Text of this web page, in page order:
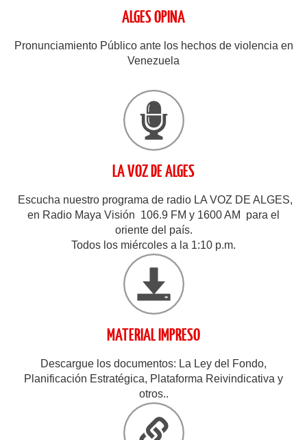
ALGES OPINA
Pronunciamiento Público ante los hechos de violencia en
Venezuela
LA VOZ DE ALGES
Escucha nuestro programa de radio LA VOZ DE ALGES,
en Radio Maya Visión 106.9 FM y 1600 AM para el
oriente del país.
Todos los miércoles a la 1:10 p.m.
MATERIAL IMPRESO
Descargue los documentos: La Ley del Fondo,
Planificación Estratégica, Plataforma Reivindicativa y
otros..